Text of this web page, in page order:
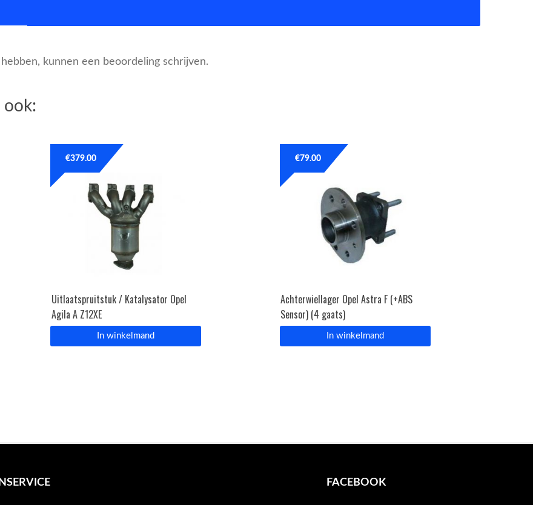
kunnen een beoordeling schrijven.
ook:
Uitlaatspruitstuk / Katalysator Opel
Agila A Z12XE
€379.00
In winkelmand
Achterwiellager Opel Astra F (+ABS
Sensor) (4 gaats)
€79.00
In winkelmand
FACEBOOK